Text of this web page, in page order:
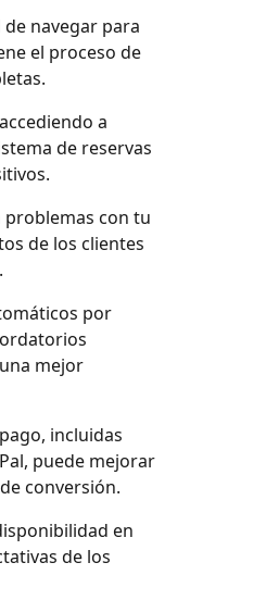
navegar para
el proceso de
a
de reservas
problemas con tu
de los clientes
por
mejor
incluidas
puede mejorar
conversión.
en
de los